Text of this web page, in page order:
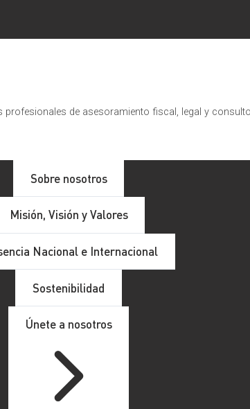
profesionales de asesoramiento fiscal, legal y
Sobre nosotros
Misión, Visión y Valores
Nacional e Internacional
Sostenibilidad
Únete a nosotros